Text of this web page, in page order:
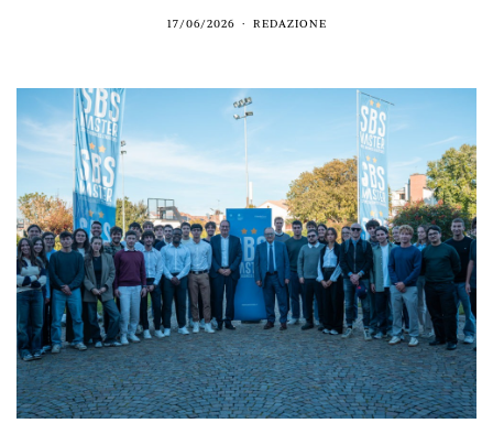
17/06/2026 REDAZIONE